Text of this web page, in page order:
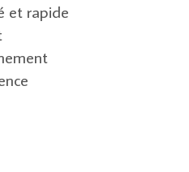
et rapide